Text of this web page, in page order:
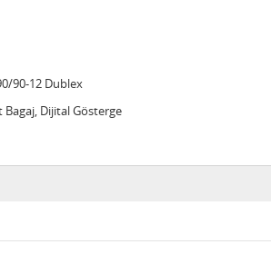
90-12 Dublex
Bagaj, Dijital Gösterge